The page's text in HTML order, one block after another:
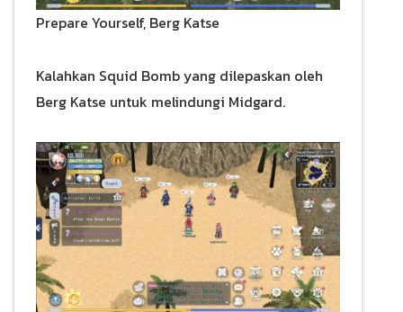
Prepare Yourself, Berg Katse
Kalahkan Squid Bomb yang dilepaskan oleh
Berg Katse untuk melindungi Midgard.